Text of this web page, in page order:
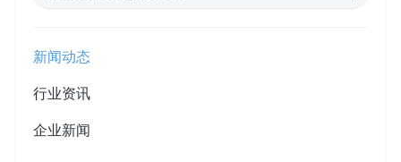
新闻动态
行业资讯
企业新闻